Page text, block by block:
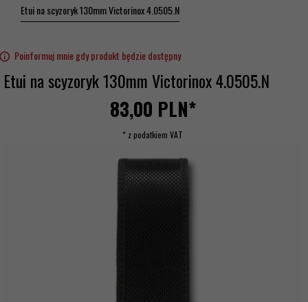
Etui na scyzoryk 130mm Victorinox 4.0505.N
Poinformuj mnie gdy produkt będzie dostępny
Etui na scyzoryk 130mm Victorinox 4.0505.N
83,00 PLN*
* z podatkiem VAT